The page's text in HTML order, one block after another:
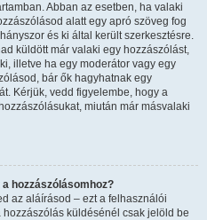
Abban az esetben, ha valaki
alatt egy apró szöveg fog
és ki által került szerkesztésre.
küldött már valaki egy hozzászólást,
illetve ha egy moderátor vagy egy
bár ők hagyhatnak egy
Kérjük, vedd figyelembe, hogy a
miután már másvalaki
hozzászólásomhoz?
az aláírásod – ezt a felhasználói
küldésénél csak jelöld be